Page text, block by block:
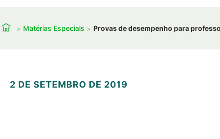
Matérias Especiais Provas de desempenho para
2 DE SETEMBRO DE 2019